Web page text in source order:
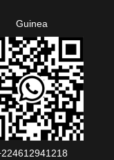
Guinea